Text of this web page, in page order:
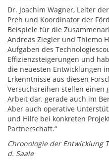
Dr. Joachim Wagner, Leiter
Preh und Koordinator der
Beispiele für die
Andreas Ziegler und Thiemo
Aufgaben des
Effizienzsteigerungen und
die neuesten Entwicklungen
Erkenntnisse aus diesen
Versuchsreihen stellen
Arbeit dar, gerade auch im
Aber auch operative
und Hilfe bei konkreten
Partnerschaft.“
Chronologie der Entwicklung
d. Saale